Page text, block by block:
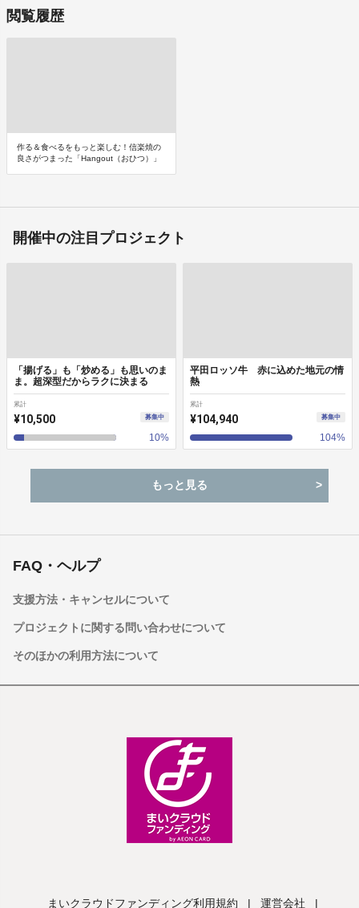
閲覧履歴
作る＆食べるをもっと楽しむ！信楽焼の
良さがつまった「Hangout（おひつ）」
開催中の注目プロジェクト
「揚げる」も「炒める」も思いのま
ま。超深型だからラクに決まる
累計
¥10,500 募集中
10%
平田ロッソ牛 赤に込めた地元の情
熱
累計
¥104,940 募集中
104%
もっと見る
FAQ・ヘルプ
支援方法・キャンセルについて
プロジェクトに関する問い合わせについて
そのほかの利用方法について
まいクラウドファンディング利用規約 | 運営会社 |